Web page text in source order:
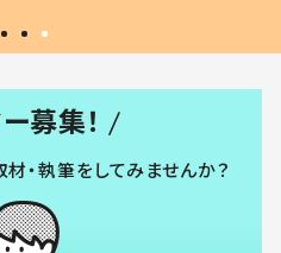
募集！
・執筆をしてみませんか？